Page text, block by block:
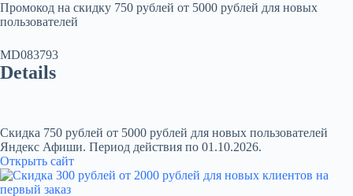
Промокод на скидку 750 рублей от 5000 рублей для новых
пользователей
MD083793
Details
Скидка 750 рублей от 5000 рублей для новых пользователей
Яндекс Афиши. Период действия по 01.10.2026.
Открыть сайт